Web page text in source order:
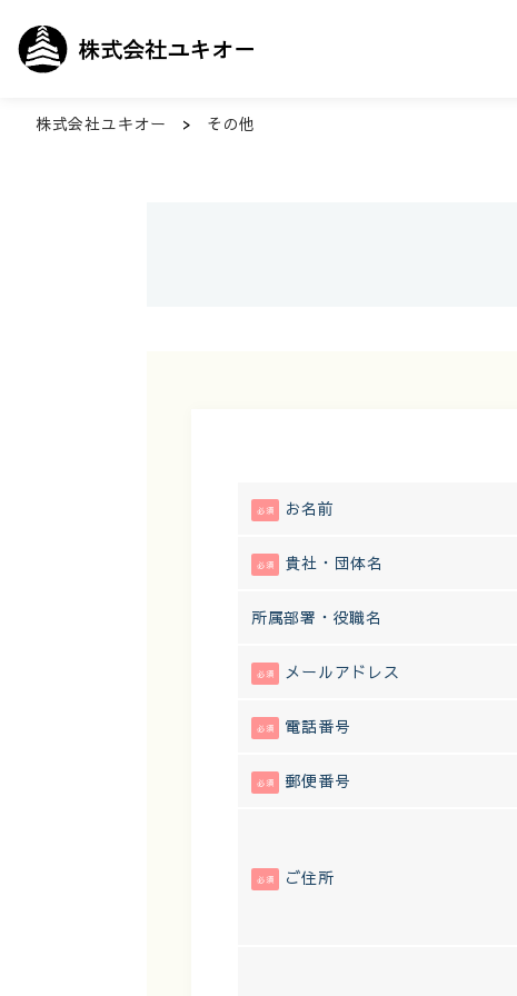
株式会社ユキオー > その他
必須 お名前
必須 貴社・団体名
所属部署・役職名
必須 メールアドレス
必須 電話番号
必須 郵便番号
必須 ご住所